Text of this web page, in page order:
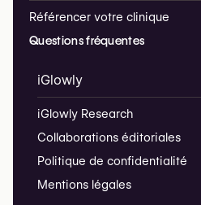
Référencer votre clinique
Questions fréquentes
iGlowly
iGlowly Research
Collaborations éditoriales
Politique de confidentialité
Mentions légales